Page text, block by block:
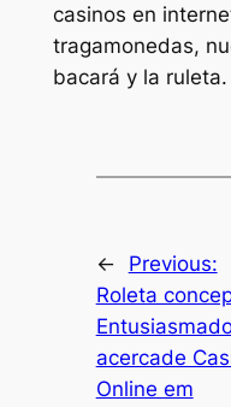
casinos en
tragamonedas,
bacará y la ruleta.
←
Previous:
Roleta
acercade
Online em